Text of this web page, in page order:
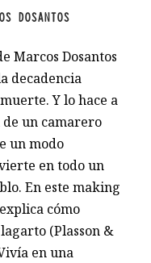
DOSANTOS
Marcos Dosantos
decadencia
Y lo hace a
un camarero
un modo
en todo un
En este making
cómo
(Plasson &
en una